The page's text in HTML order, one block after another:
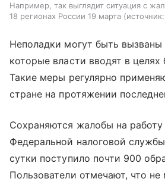
Например, так выглядит ситуация с
18 регионах России 19 марта
источник:
Неполадки могут быть вызваны
которые власти вводят в целях
Такие меры регулярно
стране на протяжении
Сохраняются жалобы на работу
Федеральной налоговой
сутки поступило почти 900
Пользователи отмечают, что не